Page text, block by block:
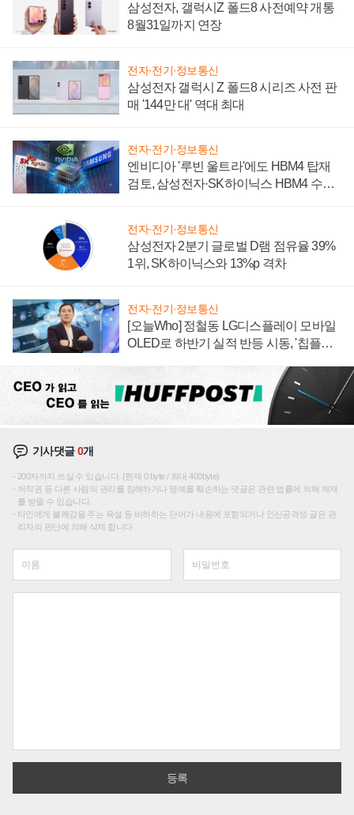
삼성전자, 갤럭시Z 폴드8 사전예약 개통
8월31일까지 연장
전자·전기·정보통신
삼성전자 갤럭시 Z 폴드8 시리즈 사전 판
매 '144만 대' 역대 최대
전자·전기·정보통신
엔비디아 '루빈 울트라'에도 HBM4 탑재
검토, 삼성전자·SK하이닉스 HBM4 수율
전자·전기·정보통신
삼성전자 2분기 글로벌 D램 점유율 39%
1위, SK하이닉스와 13%p 격차
전자·전기·정보통신
[오늘Who] 정철동 LG디스플레이 모바일
OLED로 하반기 실적 반등 시동, '칩플레
기사댓글0개
200자까지 쓰실 수 있습니다. (현재 0 byte / 최대 400byte)
저작권 등 다른 사람의 권리를 침해하거나 명예를 훼손하는 댓글은 관련 법률에 의해 제재
를 받을 수 있습니다.
타인에게 불쾌감을 주는 욕설 등 비하하는 단어가 내용에 포함되거나 인신공격성 글은 관
리자의 판단에 의해 삭제 합니다.